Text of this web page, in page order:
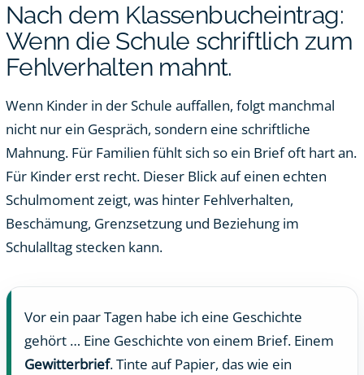
Nach dem Klassenbucheintrag:
Wenn die Schule schriftlich zum
Fehlverhalten mahnt.
Wenn Kinder in der Schule auffallen, folgt manchmal
nicht nur ein Gespräch, sondern eine schriftliche
Mahnung. Für Familien fühlt sich so ein Brief oft hart an.
Für Kinder erst recht. Dieser Blick auf einen echten
Schulmoment zeigt, was hinter Fehlverhalten,
Beschämung, Grenzsetzung und Beziehung im
Schulalltag stecken kann.
Vor ein paar Tagen habe ich eine Geschichte
gehört … Eine Geschichte von einem Brief. Einem
Gewitterbrief. Tinte auf Papier, das wie ein